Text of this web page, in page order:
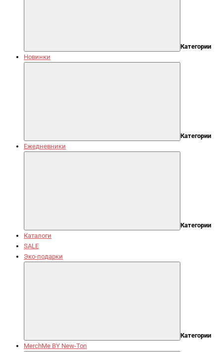
Категории
Новинки
Категории
Ежедневники
Категории
Каталоги
SALE
Эко-подарки
Категории
MerchMe BY New-Ton